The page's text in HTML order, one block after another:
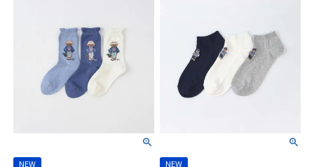
NEW
NEW